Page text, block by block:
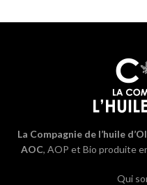
La Compagnie de l’huile
AOC, AOP et Bio produite
Qui